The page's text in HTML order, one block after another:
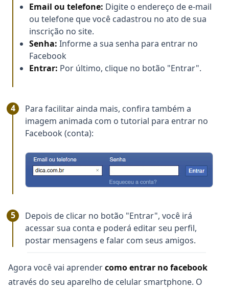
Email ou telefone: Digite o endereço de e-mail
ou telefone que você cadastrou no ato de sua
inscrição no site.
Senha: Informe a sua senha para entrar no
Facebook
Entrar: Por último, clique no botão "Entrar".
Para facilitar ainda mais, confira também a
imagem animada com o tutorial para entrar no
Facebook (conta):
Depois de clicar no botão "Entrar", você irá
acessar sua conta e poderá editar seu perfil,
postar mensagens e falar com seus amigos.
Agora você vai aprendercomo entrar no facebook
através do seu aparelho de celular smartphone. O